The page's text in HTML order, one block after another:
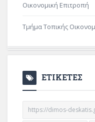
Οικονομική Επιτροπή
Τμήμα Τοπικής
ΕΤΙΚΕΤΕΣ
https://dimos-